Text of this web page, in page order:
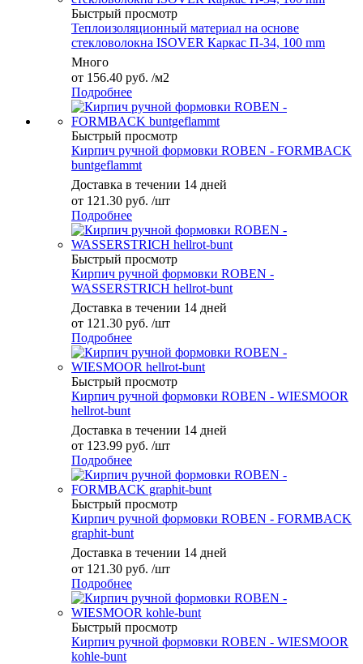
Быстрый просмотр
Теплоизоляционный материал на основе
стекловолокна ISOVER Каркас П-34, 100 mm
Много
от 156.40 руб. /м2
Подробнее
Быстрый просмотр
Кирпич ручной формовки ROBEN - FORMBACK
buntgeflammt
Доставка в течении 14 дней
от 121.30 руб. /шт
Подробнее
Быстрый просмотр
Кирпич ручной формовки ROBEN -
WASSERSTRICH hellrot-bunt
Доставка в течении 14 дней
от 121.30 руб. /шт
Подробнее
Быстрый просмотр
Кирпич ручной формовки ROBEN - WIESMOOR
hellrot-bunt
Доставка в течении 14 дней
от 123.99 руб. /шт
Подробнее
Быстрый просмотр
Кирпич ручной формовки ROBEN - FORMBACK
graphit-bunt
Доставка в течении 14 дней
от 121.30 руб. /шт
Подробнее
Быстрый просмотр
Кирпич ручной формовки ROBEN - WIESMOOR
kohle-bunt